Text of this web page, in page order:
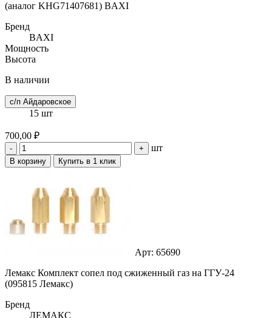
(аналог KHG71407681) BAXI
Бренд
BAXI
Мощность
Высота
В наличии
с/п Айдаровское
15 шт
700,00 ₽
- + шт
В корзину Купить в 1 клик
Арт: 65690
Лемакс Комплект сопел под сжиженный газ на ГГУ-24
(095815 Лемакс)
Бренд
ЛЕМАКС